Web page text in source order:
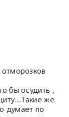
отморозков
бы осудить ,
же
думает по